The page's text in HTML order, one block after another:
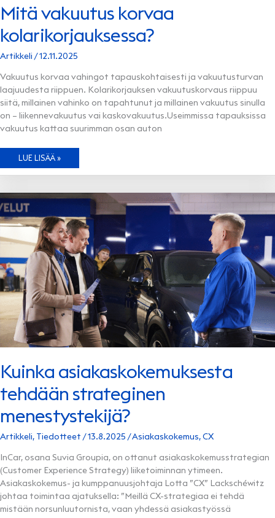
Mitä vakuutus korvaa
kolarikorjauksessa?
Artikkeli /12.11.2025
Vakuutus korvaa vahingot tapauskohtaisesti ja vakuutusturvan
laajuudesta riippuen. Kolarikorjauksen vakuutuskorvaus riippuu
siitä, millainen vahinko on tapahtunut ja millainen vakuutus sinulla
on – liikennevakuutus vai kaskovakuutus.Useimmissa tapauksissa
vakuutus kattaa suurimman osan auton
MITÄ
KORVAA
LUE LISÄÄ »
Kuinka asiakaskokemuksesta
tehdään strateginen
menestystekijä?
Artikkeli, Tiedotteet /13.8.2025 /Asiakaskokemus,CX
InCar, osana Suvia Groupia, on ottanut asiakaskokemusstrategian
(Customer Experience Strategy) liiketoiminnan ytimeen.
Asiakaskokemus- ja kumppanuusjohtaja Lotta ”CX” Lackschéwitz
johtaa toimintaa ajatuksella: ”Meillä CX-strategiaa ei tehdä
mistään norsunluutornista, vaan yhdessä asiakastyössä